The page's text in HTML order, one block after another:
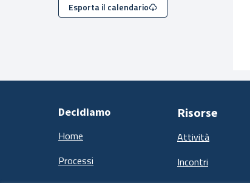
Esporta il calendario
Decidiamo
Home
Processi
Risorse
Attività
Incontri